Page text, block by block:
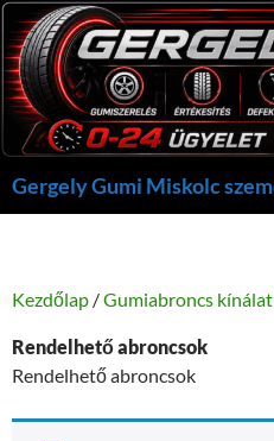
Kilépés
a
tartalomba
Kezdőlap /Gumiabroncs kínálat
Rendelhető abroncsok
Rendelhető abroncsok